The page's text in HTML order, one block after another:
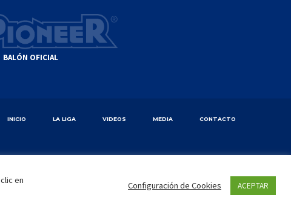
BALÓN OFICIAL
INICIO LA LIGA VIDEOS MEDIA CONTACTO
en
Configuración de Cookies ACEPTAR